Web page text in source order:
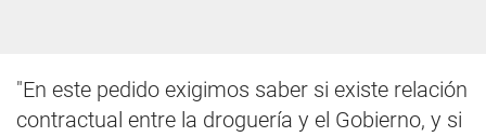
"En este pedido exigimos saber si existe relación
contractual entre la droguería y el Gobierno, y si